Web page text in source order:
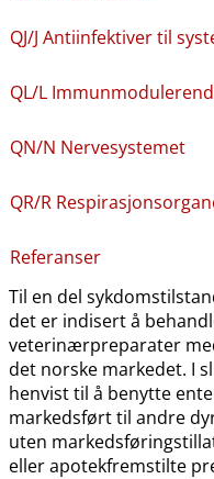
QJ​/​J Antiinfektiver til
QL​/​L
QN​/​N Nervesystemet
QR​/​R
Referanser
Til en del
det er indisert å
veterinærpreparater
det norske markedet. I
henvist til å benytte
markedsført til andre
uten
eller apotekfremstilte